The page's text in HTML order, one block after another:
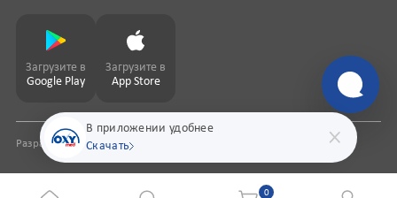
В приложении удобнее
Скачать
Загрузите в
Google Play
Загрузите в
App Store
Разработка сайтаpharmit.uz
0